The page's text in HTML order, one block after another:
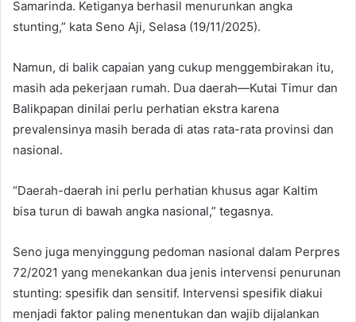
Samarinda. Ketiganya berhasil menurunkan angka
stunting,” kata Seno Aji, Selasa (19/11/2025).
Namun, di balik capaian yang cukup menggembirakan itu,
masih ada pekerjaan rumah. Dua daerah—Kutai Timur dan
Balikpapan dinilai perlu perhatian ekstra karena
prevalensinya masih berada di atas rata-rata provinsi dan
nasional.
“Daerah-daerah ini perlu perhatian khusus agar Kaltim
bisa turun di bawah angka nasional,” tegasnya.
Seno juga menyinggung pedoman nasional dalam Perpres
72/2021 yang menekankan dua jenis intervensi penurunan
stunting: spesifik dan sensitif. Intervensi spesifik diakui
menjadi faktor paling menentukan dan wajib dijalankan